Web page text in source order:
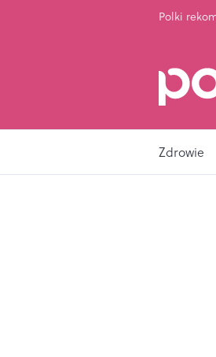
Polki
Zdrowie